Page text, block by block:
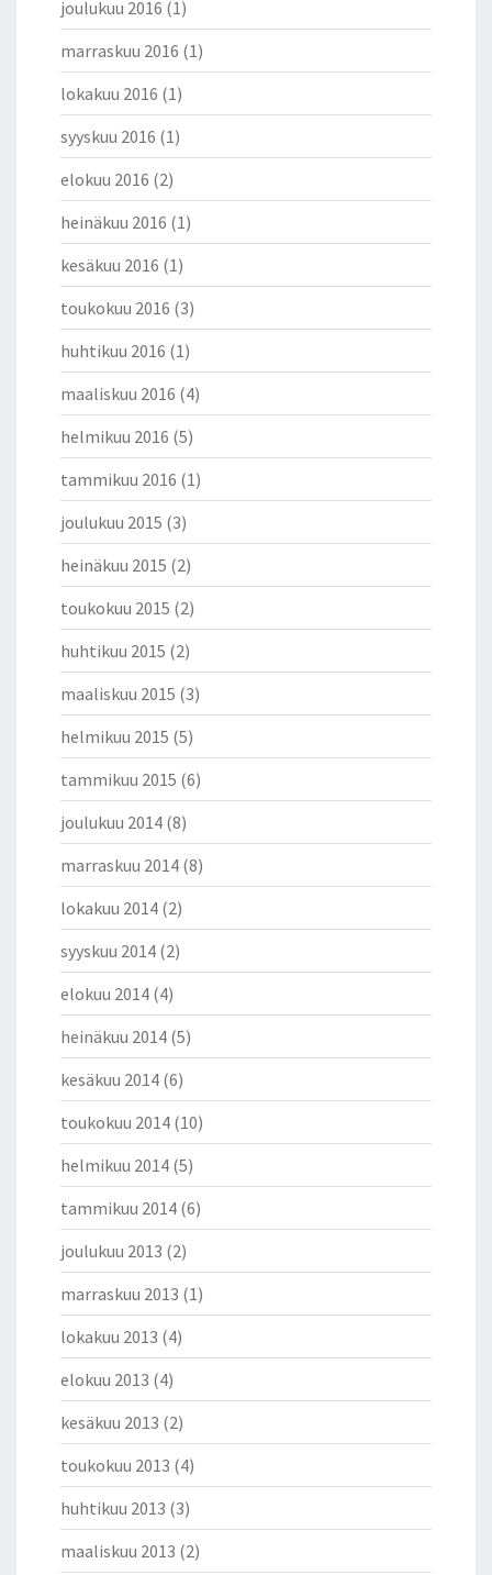
A
J
S
M
R
Y
Ä
U
T
I
S
R
O
U
E
N
joulukuu 2016 (1)
marraskuu 2016 (1)
lokakuu 2016 (1)
syyskuu 2016 (1)
elokuu 2016 (2)
heinäkuu 2016 (1)
kesäkuu 2016 (1)
toukokuu 2016 (3)
huhtikuu 2016 (1)
maaliskuu 2016 (4)
helmikuu 2016 (5)
tammikuu 2016 (1)
joulukuu 2015 (3)
heinäkuu 2015 (2)
toukokuu 2015 (2)
huhtikuu 2015 (2)
maaliskuu 2015 (3)
helmikuu 2015 (5)
tammikuu 2015 (6)
joulukuu 2014 (8)
marraskuu 2014 (8)
lokakuu 2014 (2)
syyskuu 2014 (2)
elokuu 2014 (4)
heinäkuu 2014 (5)
kesäkuu 2014 (6)
toukokuu 2014 (10)
helmikuu 2014 (5)
tammikuu 2014 (6)
joulukuu 2013 (2)
marraskuu 2013 (1)
lokakuu 2013 (4)
elokuu 2013 (4)
kesäkuu 2013 (2)
toukokuu 2013 (4)
huhtikuu 2013 (3)
maaliskuu 2013 (2)